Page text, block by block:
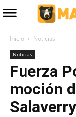
Inicio Noticias
Noticias
Fuerza
moción
Salaverry